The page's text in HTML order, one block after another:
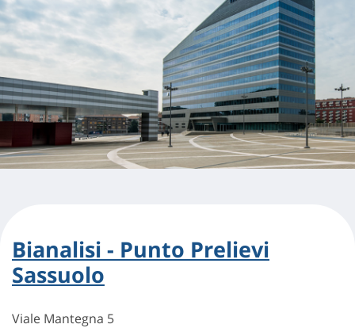
Bianalisi - Punto Prelievi
Sassuolo
Viale Mantegna 5